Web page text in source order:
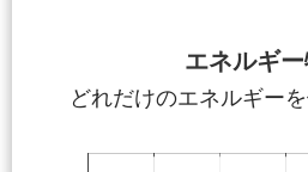
エネルギ
どれだけのエネルギー